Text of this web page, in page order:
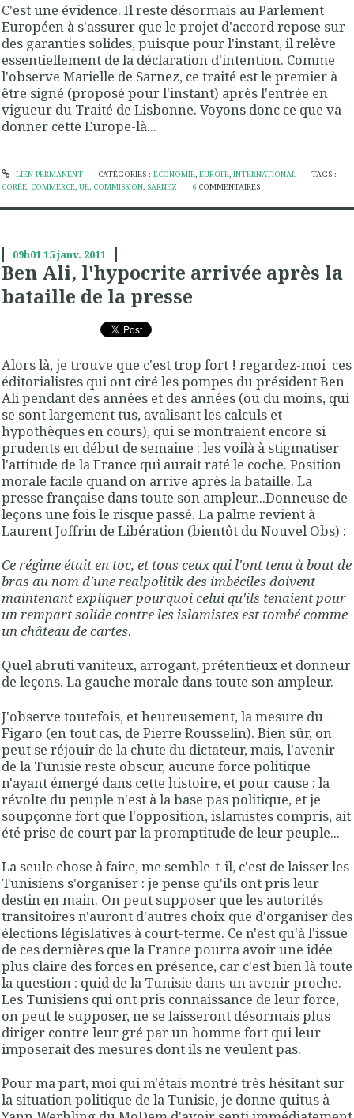
C'est une évidence. Il reste désormais au Parlement
Européen à s'assurer que le projet d'accord repose sur
des garanties solides, puisque pour l'instant, il relève
essentiellement de la déclaration d'intention. Comme
l'observe Marielle de Sarnez, ce traité est le premier à
être signé (proposé pour l'instant) après l'entrée en
vigueur du Traité de Lisbonne. Voyons donc ce que va
donner cette Europe-là...
LIEN PERMANENT CATÉGORIES : ECONOMIE, EUROPE, INTERNATIONAL
TAGS :
CORÉE, COMMERCE, UE, COMMISSION, SARNEZ 6 COMMENTAIRES
09h0115janv. 2011
Ben Ali, l'hypocrite arrivée après la
bataille de la presse
Alors là, je trouve que c'est trop fort ! regardez-moi ces
éditorialistes qui ont ciré les pompes du président Ben
Ali pendant des années et des années (ou du moins, qui
se sont largement tus, avalisant les calculs et
hypothèques en cours), qui se montraient encore si
prudents en début de semaine : les voilà à stigmatiser
l'attitude de la France qui aurait raté le coche. Position
morale facile quand on arrive après la bataille. La
presse française dans toute son ampleur...Donneuse de
leçons une fois le risque passé. La palme revient à
Laurent Joffrin de Libération (bientôt du Nouvel Obs) :
Ce régime était en toc, et tous ceux qui l'ont tenu à bout de
bras au nom d'une realpolitik des imbéciles doivent
maintenant expliquer pourquoi celui qu'ils tenaient pour
un rempart solide contre les islamistes est tombé comme
un château de cartes.
Quel abruti vaniteux, arrogant, prétentieux et donneur
de leçons. La gauche morale dans toute son ampleur.
J'observe toutefois, et heureusement, la mesure du
Figaro (en tout cas, de Pierre Rousselin). Bien sûr, on
peut se réjouir de la chute du dictateur, mais, l'avenir
de la Tunisie reste obscur, aucune force politique
n'ayant émergé dans cette histoire, et pour cause : la
révolte du peuple n'est à la base pas politique, et je
soupçonne fort que l'opposition, islamistes compris, ait
été prise de court par la promptitude de leur peuple...
La seule chose à faire, me semble-t-il, c'est de laisser les
Tunisiens s'organiser : je pense qu'ils ont pris leur
destin en main. On peut supposer que les autorités
transitoires n'auront d'autres choix que d'organiser des
élections législatives à court-terme. Ce n'est qu'à l'issue
de ces dernières que la France pourra avoir une idée
plus claire des forces en présence, car c'est bien là toute
la question : quid de la Tunisie dans un avenir proche.
Les Tunisiens qui ont pris connaissance de leur force,
on peut le supposer, ne se laisseront désormais plus
diriger contre leur gré par un homme fort qui leur
imposerait des mesures dont ils ne veulent pas.
Pour ma part, moi qui m'étais montré très hésitant sur
la situation politique de la Tunisie, je donne quitus à